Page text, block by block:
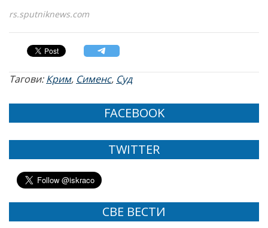
rs.sputniknews.com
Тагови:Крим, Сименс, Суд
FACEBOOK
TWITTER
СВЕ ВЕСТИ